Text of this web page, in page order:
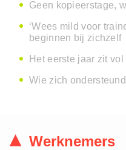
Geen kopieerstage,
‘Wees mild voor
beginnen bij zichzelf
Het eerste jaar zit
Wie zich
Werknemers